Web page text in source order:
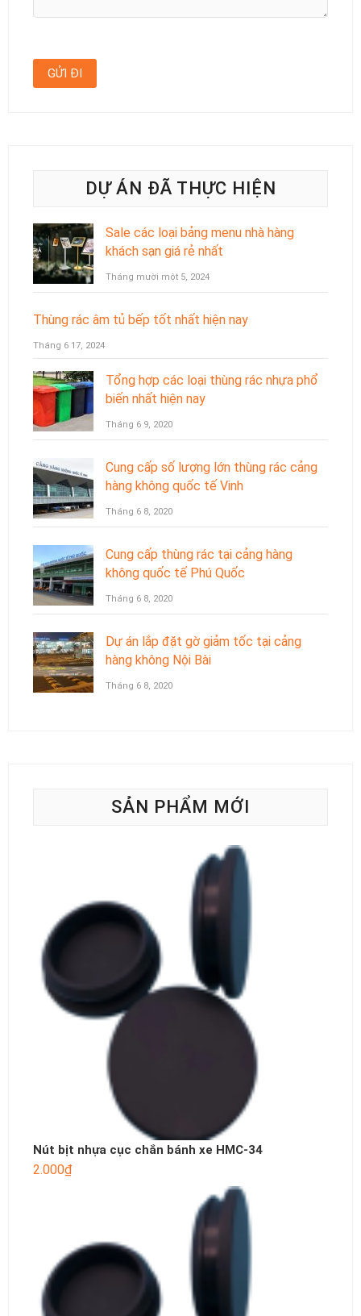
DỰ ÁN ĐÃ THỰC HIỆN
Sale các loại bảng menu nhà hàng
khách sạn giá rẻ nhất
Tháng mười một 5, 2024
Thùng rác âm tủ bếp tốt nhất hiện nay
Tháng 6 17, 2024
Tổng hợp các loại thùng rác nhựa phổ
biến nhất hiện nay
Tháng 6 9, 2020
Cung cấp số lượng lớn thùng rác cảng
hàng không quốc tế Vinh
Tháng 6 8, 2020
Cung cấp thùng rác tại cảng hàng
không quốc tế Phú Quốc
Tháng 6 8, 2020
Dự án lắp đặt gờ giảm tốc tại cảng
hàng không Nội Bài
Tháng 6 8, 2020
SẢN PHẨM MỚI
Nút bịt nhựa cục chắn bánh xe HMC-34
2.000₫